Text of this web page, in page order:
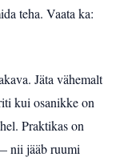
teha. Vaata ka:
Jäta vähemalt
kui osanikke on
Praktikas on
nii jääb ruumi